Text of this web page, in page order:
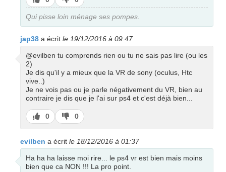
pas
Qui pisse loin ménage ses pompes.
jap38 a écrit le 19/12/2016 à 09:47
@evilben tu comprends rien ou tu ne sais pas lire (ou les
2)
Je dis qu'il y a mieux que la VR de sony (oculus, Htc
vive..)
Je ne vois pas ou je parle négativement du VR, bien au
contraire je dis que je l'ai sur ps4 et c'est déjà bien...
J’aime
0
J’aime
pas
0
evilben a écrit le 18/12/2016 à 01:37
Ha ha ha laisse moi rire... le ps4 vr est bien mais moins
bien que ca NON !!! La pro point.